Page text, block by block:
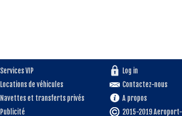
Services VIP
Locations de véhicules
Navettes et transferts privés
Publicité
Log in
Contactez-nous
A propos
2015-2019 Aeroport-